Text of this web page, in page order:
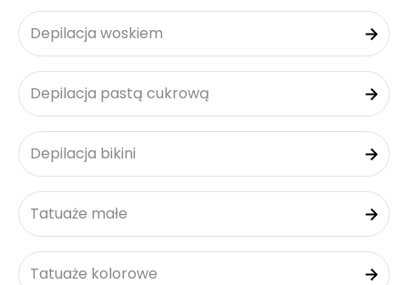
Depilacja woskiem
Depilacja pastą cukrową
Depilacja bikini
Tatuaże małe
Tatuaże kolorowe